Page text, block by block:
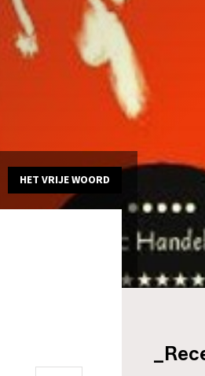
HET VRIJE WOORD